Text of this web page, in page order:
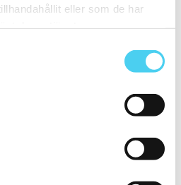
eller som de har
vi experter på allt inom kakel och